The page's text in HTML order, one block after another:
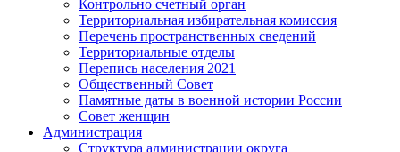
Контрольно счетный орган
Территориальная избирательная комиссия
Перечень пространственных сведений
Территориальные отделы
Перепись населения 2021
Общественный Совет
Памятные даты в военной истории России
Совет женщин
Администрация
Структура администрации округа